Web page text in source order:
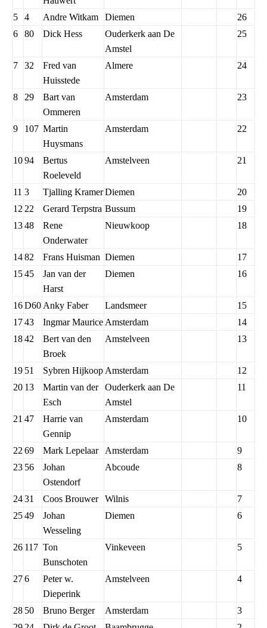
5 4 Andre Witkam Diemen
26
6
80 Dick Hess
Ouderkerk aan De
Amstel
25
7 32
Fred van
Huisstede
Almere 24
8 29
Bart van
Ommeren
Amsterdam 23
9 107 Martin
Huysmans
Amsterdam 22
1094
Bertus
Roeleveld
Amstelveen 21
11 3 Tjalling KramerDiemen
20
12 22 Gerard Terpstra Bussum
19
1348
Rene
Onderwater
Nieuwkoop 18
1482 Frans Huisman Diemen
17
1545
Jan van der
Harst
Diemen 16
16D60 Anky Faber Landsmeer
15
1743 Ingmar Maurice Amsterdam
14
1842
Bert van den
Broek
Amstelveen 13
19 51 Sybren Hijkoop Amsterdam
12
20 13
Martin van der
Esch
Ouderkerk aan De
Amstel
11
21 47
Harrie van
Gennip
Amsterdam 10
22 69 Mark Lepelaar Amsterdam
9
23 56
Johan
Ostendorf
Abcoude 8
2431 Coos Brouwer Wilnis
7
2549
Johan
Wesseling
Diemen 6
26 117 Ton
Bunschoten
Vinkeveen 5
276
Peter w.
Dieperink
Amstelveen 4
28 50 Bruno Berger Amsterdam
3